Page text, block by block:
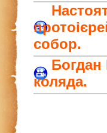
собор.
Богдан
коляда.